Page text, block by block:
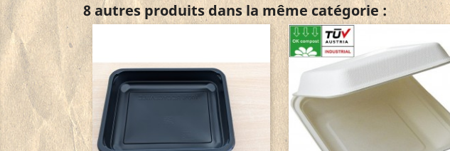
8 autres produits dans la même catégorie :